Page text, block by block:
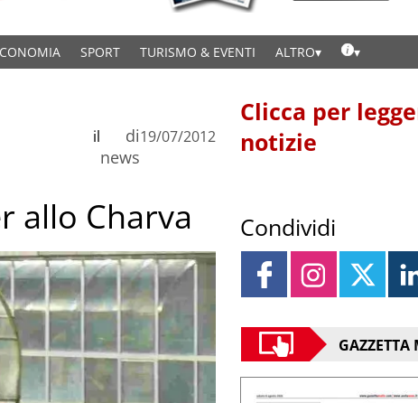
SPORT TURISMO & EVENTI ALTRO
di
news
il 19/07/2012
allo Charva
Clicca per
notizie
Condividi
GAZZETTA